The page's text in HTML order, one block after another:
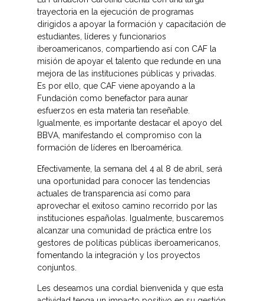
trayectoria en la ejecución de programas
dirigidos a apoyar la formación y capacitación de
estudiantes, líderes y funcionarios
iberoamericanos, compartiendo así con CAF la
misión de apoyar el talento que redunde en una
mejora de las instituciones públicas y privadas.
Es por ello, que CAF viene apoyando a la
Fundación como benefactor para aunar
esfuerzos en esta materia tan reseñable.
Igualmente, es importante destacar el apoyo del
BBVA, manifestando el compromiso con la
formación de líderes en Iberoamérica.
Efectivamente, la semana del 4 al 8 de abril, será
una oportunidad para conocer las tendencias
actuales de transparencia así como para
aprovechar el exitoso camino recorrido por las
instituciones españolas. Igualmente, buscaremos
alcanzar una comunidad de práctica entre los
gestores de políticas públicas iberoamericanos,
fomentando la integración y los proyectos
conjuntos.
Les deseamos una cordial bienvenida y que esta